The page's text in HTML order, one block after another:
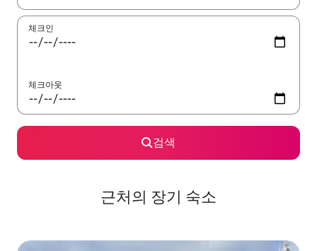
체크인
체크아웃
검색
근처의 장기 숙소